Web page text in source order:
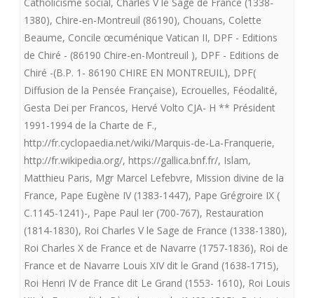
EST-
IL
LE
TRES
CHRETIEN
–
pourquoi
le
vrai
Catholicisme social , Charles V le Sage de France (1338-
1380), Chire-en-Montreuil (86190), Chouans, Colette
Beaume, Concile œcuménique Vatican II, DPF - Editions
de Chiré - (86190 Chire-en-Montreuil ), DPF - Editions de
Chiré -(B.P. 1- 86190 CHIRE EN MONTREUIL), DPF(
Diffusion de la Pensée Française), Ecrouelles, Féodalité,
Gesta Dei per Francos, Hervé Volto CJA- H ** Président
1991-1994 de la Charte de F.,
http://fr.cyclopaedia.net/wiki/Marquis-de-La-Franquerie,
http://fr.wikipedia.org/, https://gallica.bnf.fr/, Islam,
Matthieu Paris, Mgr Marcel Lefebvre, Mission divine de la
France, Pape Eugène IV (1383-1447), Pape Grégroire IX (
C.1145-1241)-, Pape Paul Ier (700-767), Restauration
(1814-1830), Roi Charles V le Sage de France (1338-1380),
Roi Charles X de France et de Navarre (1757-1836), Roi de
France et de Navarre Louis XIV dit le Grand (1638-1715),
Roi Henri IV de France dit Le Grand (1553- 1610), Roi Louis